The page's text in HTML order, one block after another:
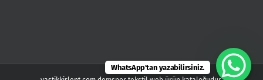
WhatsApp'tan yazabilirsiniz.